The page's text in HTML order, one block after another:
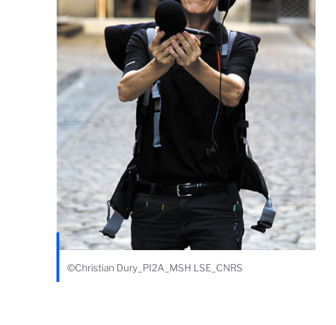
©Christian Dury_PI2A_MSH LSE_CNRS